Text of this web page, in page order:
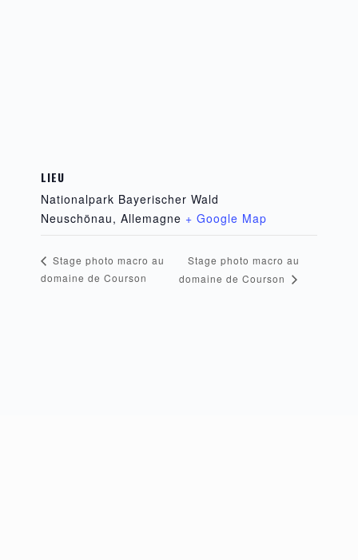
LIEU
Nationalpark Bayerischer Wald
Neuschönau, Allemagne + Google Map
Stage photo macro au
domaine de Courson
Stage photo macro au
domaine de Courson